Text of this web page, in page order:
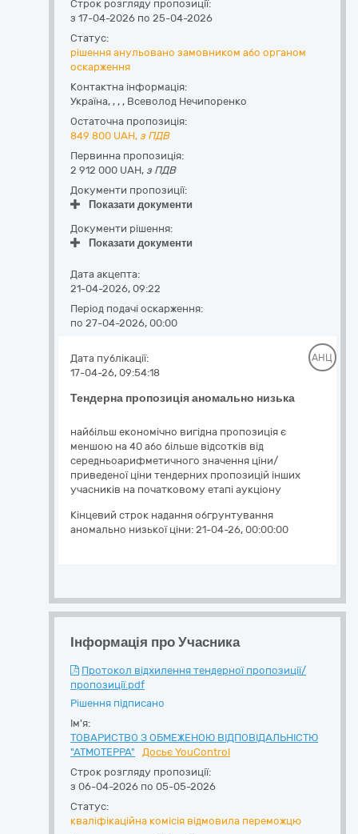
Строк розгляду пропозиції:
з 17-04-2026 по 25-04-2026
Статус:
рішення анульовано замовником або органом
оскарження
Контактна інформація:
Україна, , , , Всеволод Нечипоренко
Остаточна пропозиція:
849 800 UAH, з ПДВ
Первинна пропозиція:
2 912 000 UAH, з ПДВ
Документи пропозиції:
Показати документи
Документи рішення:
Показати документи
Дата акцепта:
21-04-2026, 09:22
Період подачі оскарження:
по 27-04-2026, 00:00
Тендерна пропозиція аномально низька
Дата публікації:
17-04-26, 09:54:18
АНЦ
найбільш економічно вигідна пропозиція є
меншою на 40 або більше відсотків від
середньоарифметичного значення ціни/
приведеної ціни тендерних пропозицій інших
учасників на початковому етапі аукціону
Кінцевий строк надання обгрунтування
аномально низької ціни: 21-04-26, 00:00:00
Інформація про Учасника
Протокол відхилення тендерної пропозиції/
пропозиції.pdf
Рішення підписано
Ім'я:
ТОВАРИСТВО З ОБМЕЖЕНОЮ ВІДПОВІДАЛЬНІСТЮ
"АТМОТЕРРА"
Досьє YouControl
Строк розгляду пропозиції:
з 06-04-2026 по 05-05-2026
Статус:
кваліфікаційна комісія відмовила переможцю